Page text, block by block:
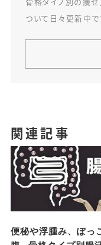
骨格タイプ別の痩せ
ついて日々更新中で
関連記事
便秘や浮腫み、ぽっ